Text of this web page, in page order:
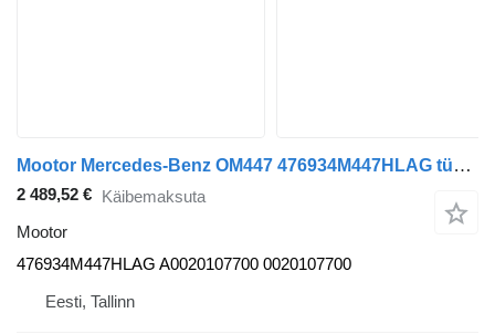
Mootor Mercedes-Benz OM447 476934M447HLAG tüübi jaoks bussi Mercedes-Benz CITARO (01.98-) Bus II (1996-)
2 489,52 € Käibemaksuta
Mootor
476934M447HLAG A0020107700 0020107700
Eesti, Tallinn